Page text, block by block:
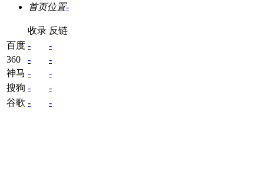
首页位置-
收录 反链
百度 -
-
360
-
-
神马 -
-
搜狗 -
-
谷歌 - -